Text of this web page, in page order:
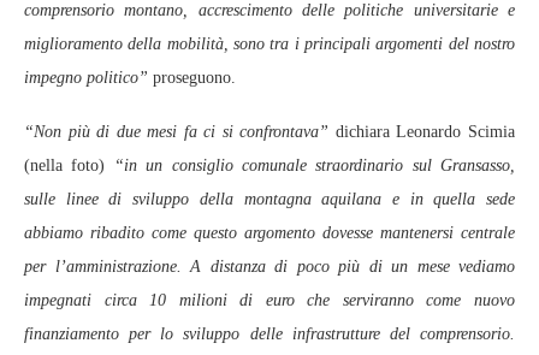
comprensorio montano, accrescimento delle politiche universitarie e
miglioramento della mobilità, sono tra i principali argomenti del nostro
impegno politico” proseguono.
“Non più di due mesi fa ci si confrontava” dichiara Leonardo Scimia
(nella foto)
“in un consiglio comunale straordinario sul Gransasso,
sulle linee di sviluppo della montagna aquilana e in quella sede
abbiamo ribadito come questo argomento dovesse mantenersi centrale
per l’amministrazione. A distanza di poco più di un mese vediamo
impegnati circa 10 milioni di euro che serviranno come nuovo
finanziamento per lo sviluppo delle infrastrutture del comprensorio.